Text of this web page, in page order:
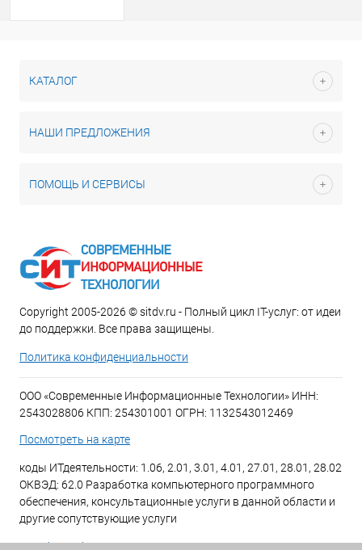
КАТАЛОГ
НАШИ ПРЕДЛОЖЕНИЯ
ПОМОЩЬ И СЕРВИСЫ
Copyright 2005-2026 © sitdv.ru - Полный цикл IT-услуг: от идеи
до поддержки. Все права защищены.
Политика конфиденциальности
ООО «Современные Информационные Технологии» ИНН:
2543028806 КПП: 254301001 ОГРН: 1132543012469
Посмотреть на карте
коды ИТдеятельности: 1.06, 2.01, 3.01, 4.01, 27.01, 28.01, 28.02
ОКВЭД: 62.0 Разработка компьютерного программного
обеспечения, консультационные услуги в данной области и
другие сопутствующие услуги